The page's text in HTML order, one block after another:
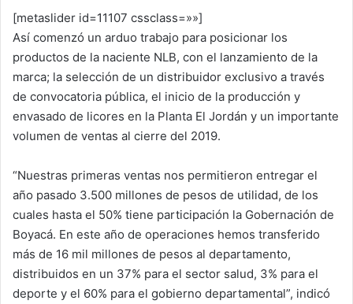
[metaslider id=11107 cssclass=»»]
Así comenzó un arduo trabajo para posicionar los
productos de la naciente NLB, con el lanzamiento de la
marca; la selección de un distribuidor exclusivo a través
de convocatoria pública, el inicio de la producción y
envasado de licores en la Planta El Jordán y un importante
volumen de ventas al cierre del 2019.
“Nuestras primeras ventas nos permitieron entregar el
año pasado 3.500 millones de pesos de utilidad, de los
cuales hasta el 50% tiene participación la Gobernación de
Boyacá. En este año de operaciones hemos transferido
más de 16 mil millones de pesos al departamento,
distribuidos en un 37% para el sector salud, 3% para el
deporte y el 60% para el gobierno departamental”, indicó